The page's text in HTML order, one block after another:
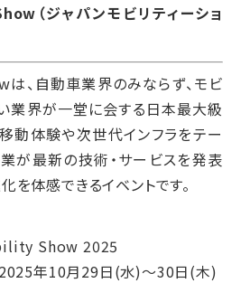
（ジャパンモビリティーショ
、自動車業界のみならず、モビ
業界が一堂に会する日本最大級
動体験や次世代インフラをテー
が最新の技術・サービスを発表
を体感できるイベントです。
Show 2025
2025年10月29日(水)～30日(木)